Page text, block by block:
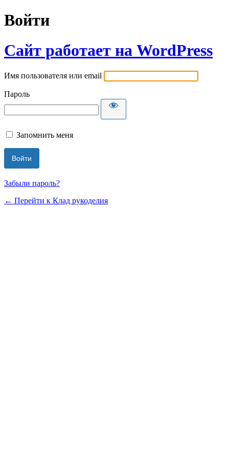
Войти
Сайт работает на WordPress
Имя пользователя или email
Пароль
Запомнить меня
Забыли пароль?
← Перейти к Клад рукоделия